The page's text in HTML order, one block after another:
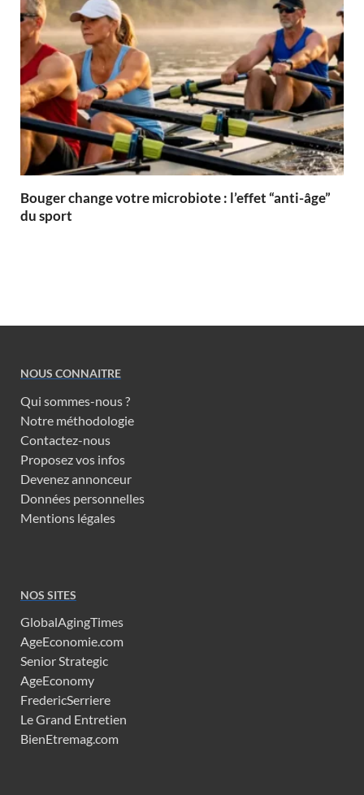
Bouger change votre microbiote : l’effet “anti-âge”
du sport
NOUS CONNAITRE
Qui sommes-nous ?
Notre méthodologie
Contactez-nous
Proposez vos infos
Devenez annonceur
Données personnelles
Mentions légales
NOS SITES
GlobalAgingTimes
AgeEconomie.com
Senior Strategic
AgeEconomy
FredericSerriere
Le Grand Entretien
BienEtremag.com